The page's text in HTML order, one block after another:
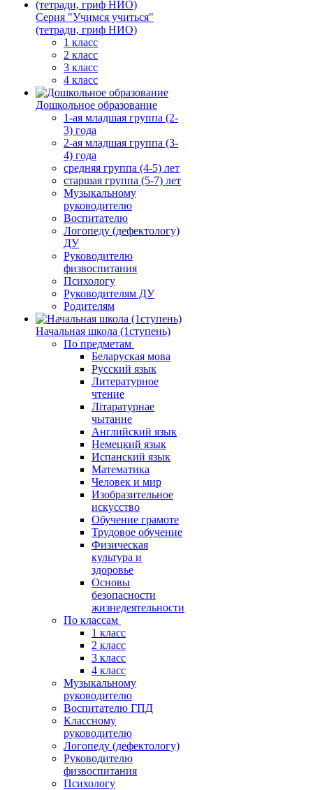
Серия "Учимся учиться"
(тетради, гриф НИО)
1 класс
2 класс
3 класс
4 класс
Дошкольное образование
1-ая младшая группа (2-
3) года
2-ая младшая группа (3-
4) года
средняя группа (4-5) лет
старшая группа (5-7) лет
Музыкальному
руководителю
Воспитателю
Логопеду (дефектологу)
ДУ
Руководителю
физвоспитания
Психологу
Руководителям ДУ
Родителям
Начальная школа (1ступень)
По предметам
Беларуская мова
Русский язык
Литературное
чтение
Літаратурнае
чытанне
Английский язык
Немецкий язык
Испанский язык
Математика
Человек и мир
Изобразительное
искусство
Обучение грамоте
Трудовое обучение
Физическая
культура и
здоровье
Основы
безопасности
жизнедеятельности
По классам
1 класс
2 класс
3 класс
4 класс
Музыкальному
руководителю
Воспитателю ГПД
Классному
руководителю
Логопеду (дефектологу)
Руководителю
физвоспитания
Психологу